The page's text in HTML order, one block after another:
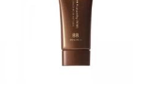
クロヘキサンジカルボン酸ビスエト
キシジグリコール（保湿）＜使用量
目安＞パール1粒程度＜ご使用ステ
ップ＞洗顔料 ⇒ 化粧水 ⇒ ザ リン
クルセラム ⇒ 保湿液＜1商品あたり
の使用回数＞通常サイズ：約90回
アイテムは本来多くのオイルが必要
ですが、オルビス ミスターは少な
いオイル(*1)でも多くのUVカット成
分を抱え込む技術を採用しました。
さらに皮脂吸着パウダー(*2)も配
合。ベタつきにくいみずみずしい使